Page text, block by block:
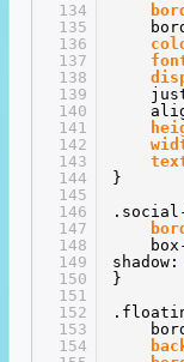
134
135
136
137
138
139
140
141
142
143
144
145
146
147
148
149
150
151
152
153
154
}
shadow:
}